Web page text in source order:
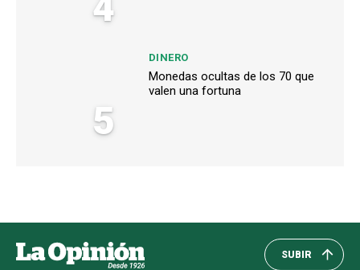
5
DINERO
Monedas ocultas de los 70 que
valen una fortuna
SUBIR